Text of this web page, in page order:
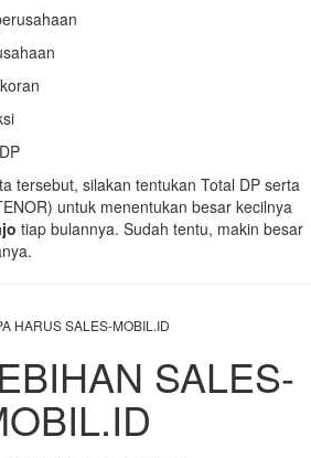
tersebut, silakan tentukan Total DP serta
untuk menentukan besar kecilnya
tiap bulannya. Sudah tentu, makin besar
HARUS SALES-MOBIL.ID
SALES-